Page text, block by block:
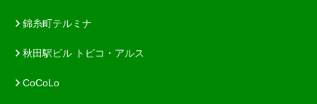
錦糸町テルミナ
秋田駅ビル トピコ・アルス
CoCoLo